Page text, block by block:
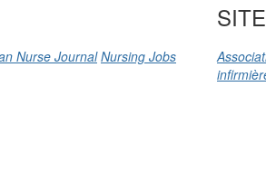
Nurse Journal Nursing Jobs